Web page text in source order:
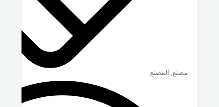
مصنع, المصنع